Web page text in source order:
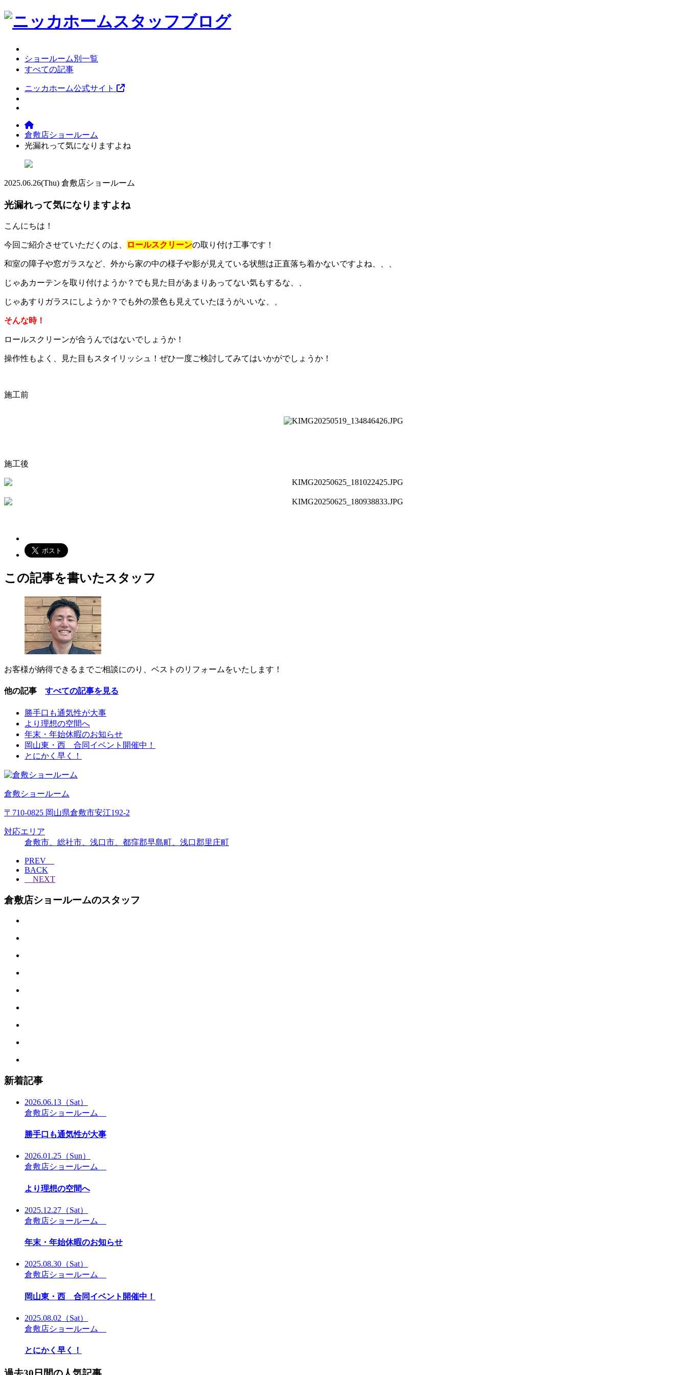
ショールーム別一覧
すべての記事
ニッカホーム公式サイト
倉敷店ショールーム
光漏れって気になりますよね
2025.06.26(Thu) 倉敷店ショールーム
光漏れって気になりますよね
こんにちは！
今回ご紹介させていただくのは、 ロールスクリーンの取り付け工事です！
和室の障子や窓ガラスなど、外から家の中の様子や影が見えている状態は正直落ち着かないですよね、、、
じゃあカーテンを取り付けようか？でも見た目があまりあってない気もするな、、
じゃあすりガラスにしようか？でも外の景色も見えていたほうがいいな、、
そんな時！
ロールスクリーンが合うんではないでしょうか！
操作性もよく、見た目もスタイリッシュ！ぜひ一度ご検討してみてはいかがでしょうか！
施工前
施工後
この記事を書いたスタッフ
お客様が納得できるまでご相談にのり、ベストのリフォームをいたします！
他の記事 すべての記事を見る
勝手口も通気性が大事
より理想の空間へ
年末・年始休暇のお知らせ
岡山東・西 合同イベント開催中！
とにかく早く！
倉敷ショールーム
〒710-0825 岡山県倉敷市安江192-2
対応エリア
倉敷市、総社市、浅口市、都窪郡早島町、浅口郡里庄町
PREV
BACK
NEXT
倉敷店ショールームのスタッフ
新着記事
2026.06.13 （Sat）
倉敷店ショールーム
勝手口も通気性が大事
2026.01.25 （Sun）
倉敷店ショールーム
より理想の空間へ
2025.12.27 （Sat）
倉敷店ショールーム
年末・年始休暇のお知らせ
2025.08.30 （Sat）
倉敷店ショールーム
岡山東・西 合同イベント開催中！
2025.08.02 （Sat）
倉敷店ショールーム
とにかく早く！